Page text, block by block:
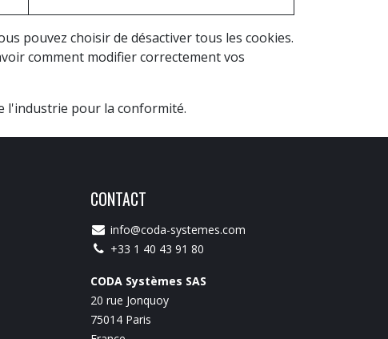
pouvez choisir de désactiver tous les cookies.
comment modifier correctement vos
l'industrie pour la conformité.
CONTACT
info@coda-systemes.com
+33 1 40 43 91 80
CODA Systèmes SAS
20 rue Jonquoy
75014 Paris